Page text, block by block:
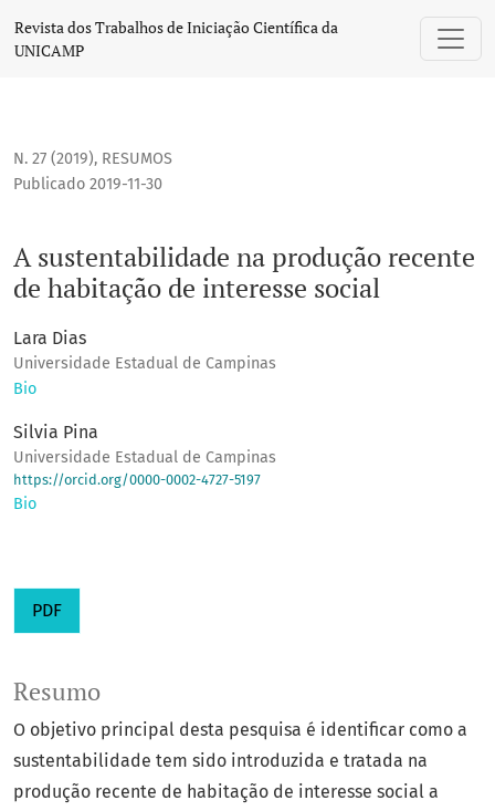
A sustentabilidade na produção recente de habitação de
Revista dos Trabalhos de Iniciação Científica da
UNICAMP
N. 27 (2019), RESUMOS
A sustentabilidade na produção recente
de habitação de interesse social
Publicado 2019-11-30
Lara Dias
Universidade Estadual de Campinas
Bio
Silvia Pina
Universidade Estadual de Campinas
https://orcid.org/0000-0002-4727-5197
Bio
PDF
Resumo
O objetivo principal desta pesquisa é identificar como a
sustentabilidade tem sido introduzida e tratada na
produção recente de habitação de interesse social a